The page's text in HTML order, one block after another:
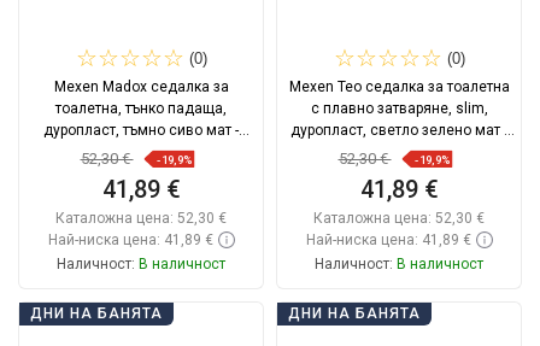
(0)
Mexen Madox седалка за
тоалетна, тънко падаща,
дуропласт, тъмно сиво мат -
39154061
52,30 € -19,9%
41,89 €
Каталожна цена: 52,30 €
Най-ниска цена: 41,89 €
Наличност: В наличност
Добави в количката
(0)
Mexen Teo седалка за тоалетна
с плавно затваряне, slim,
дуропласт, светло зелено мат -
39840048
52,30 € -19,9%
41,89 €
Каталожна цена: 52,30 €
Най-ниска цена: 41,89 €
Наличност: В наличност
Добави в количката
ДНИ НА БАНЯТА ДНИ НА БАНЯТА